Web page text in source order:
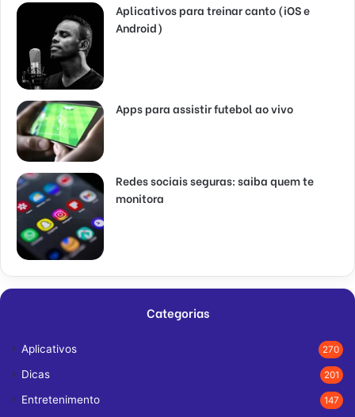
Aplicativos para treinar canto (iOS e
Android)
Apps para assistir futebol ao vivo
Redes sociais seguras: saiba quem te
monitora
Categorias
Aplicativos 270
Dicas 201
Entretenimento 147